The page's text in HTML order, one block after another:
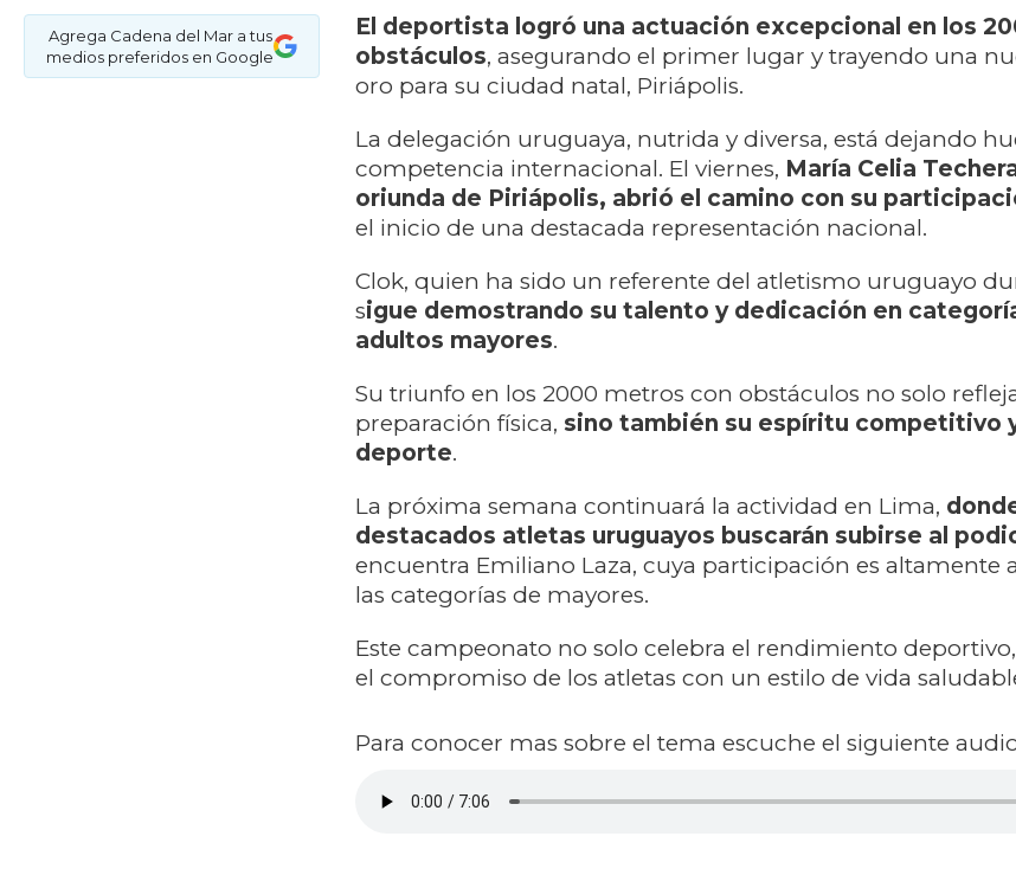
Agrega Cadena del Mar a tus
medios preferidos en Google
El deportista logró una actuación excepcional en los
obstáculos, asegurando el primer lugar y trayendo una
oro para su ciudad natal, Piriápolis.
La delegación uruguaya, nutrida y diversa, está dejando
competencia internacional. El viernes, María Celia
oriunda de Piriápolis, abrió el camino con su
el inicio de una destacada representación nacional.
Clok, quien ha sido un referente del atletismo uruguayo
sigue demostrando su talento y dedicación en
adultos mayores.
Su triunfo en los 2000 metros con obstáculos no solo
preparación física, sino también su espíritu competitivo
deporte.
La próxima semana continuará la actividad en Lima,
destacados atletas uruguayos buscarán subirse al
encuentra Emiliano Laza, cuya participación es altamente
las categorías de mayores.
Este campeonato no solo celebra el rendimiento
el compromiso de los atletas con un estilo de vida
Para conocer mas sobre el tema escuche el siguiente